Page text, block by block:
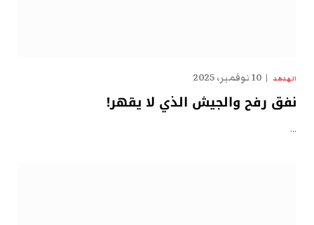
الهدهد 10 نوفمبر، 2025
نفق رفح والجيش الذي لا يقهر!
…